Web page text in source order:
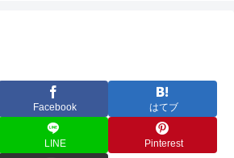
Facebook はてブ
LINE Pinterest